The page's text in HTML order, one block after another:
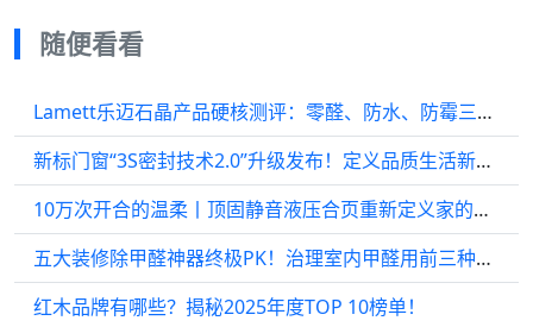
随便看看
Lamett乐迈石晶产品硬核测评：零醛、防水、防霉三大指标重新定义健康家
新标门窗“3S密封技术2.0”升级发布！定义品质生活新标准，领航行业价值升维
10万次开合的温柔丨顶固静音液压合页重新定义家的静音美学
五大装修除甲醛神器终极PK！治理室内甲醛用前三种产品就够了
红木品牌有哪些？揭秘2025年度TOP 10榜单！